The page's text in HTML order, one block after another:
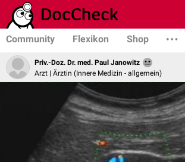
Community Flexikon Shop
Priv.-Doz. Dr. med. Paul Janowitz
Arzt | Ärztin (Innere Medizin - allgemein)